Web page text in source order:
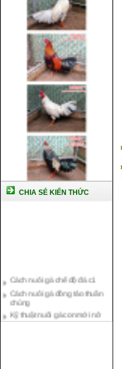
CHIA SẺ KIẾN THỨC
Cách nuôi gà đông tảo thuần
chủng
Kỹ thuật nuôi gà con mới nở
Hướng dẫn nuôi gà đá